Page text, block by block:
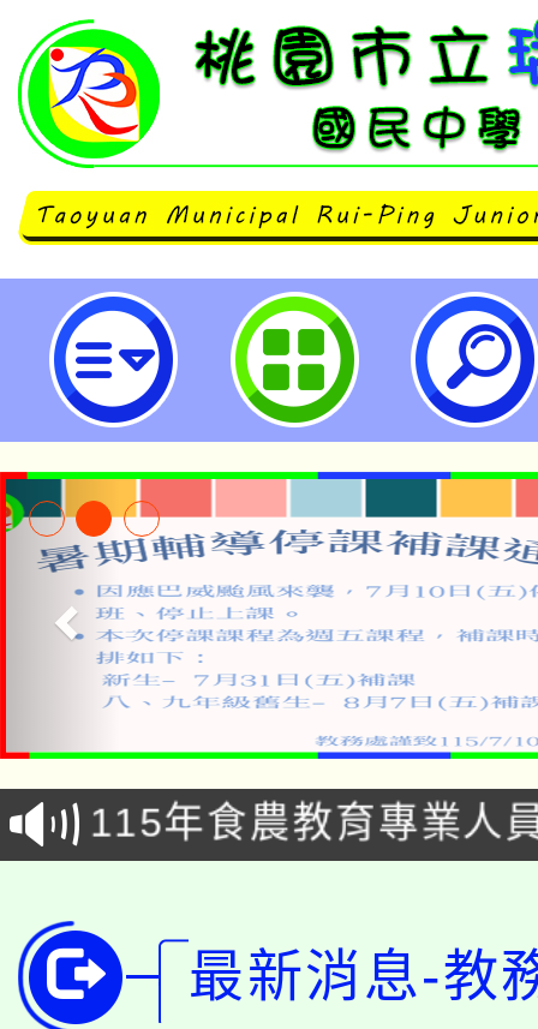
neilrpjhstyc網站設計者：徐嘉
淨零綠生活教案入校路
會
115年食農教育專業人
學期銜接期間理賠案件
學籍身 分審查程序及
版
淨零綠領人才培育課程
公告本校115學年度第
最新消息-教